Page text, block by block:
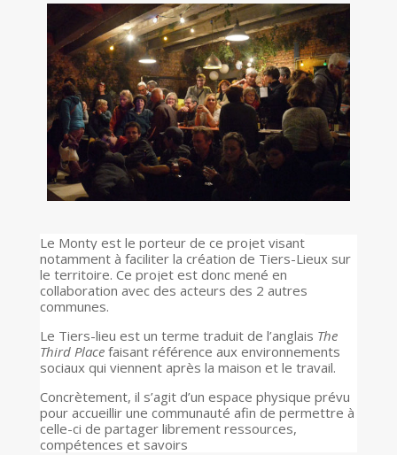
Le Monty est le porteur de ce projet visant
notamment à faciliter la création de Tiers-Lieux sur
le territoire. Ce projet est donc mené en
collaboration avec des acteurs des 2 autres
communes.
Le Tiers-lieu est un terme traduit de l’anglais The
Third Place faisant référence aux environnements
sociaux qui viennent après la maison et le travail.
Concrètement, il s’agit d’un espace physique prévu
pour accueillir une communauté afin de permettre à
celle-ci de partager librement ressources,
compétences et savoirs